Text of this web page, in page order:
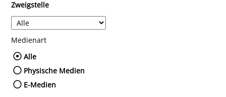
Zweigstelle
Medienart
Wählen Sie die Medienart nach der Sie
Alle
Physische Medien
E-Medien